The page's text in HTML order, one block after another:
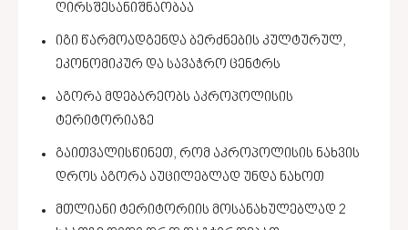
ღირსშესანიშნაობაა
იგი წარმოადგენდა ბერძნების კულტურულ,
ეკონომიკურ და სავაჭრო ცენტრს
აგორა მდებარეობს აკროპოლისის
ტერიტორიაზე
გაითვალისწინეთ, რომ აკროპოლისის ნახვის
დროს აგორა აუცილებლად უნდა ნახოთ
მთლიანი ტერიტორიის მოსანახულებლად 2